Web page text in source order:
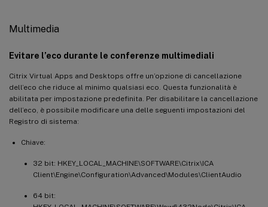
Multimedia
Evitare l’eco durante le conferenze multimediali
Citrix Virtual Apps and Desktops offre un’opzione di cancellazione
dell’eco che riduce al minimo qualsiasi eco. Questa funzionalità è
abilitata per impostazione predefinita. Per disabilitare la cancellazione
dell’eco, è possibile modificare una delle seguenti impostazioni del
Registro di sistema:
Chiave:
32 bit: HKEY_LOCAL_MACHINE\SOFTWARE\Citrix\ICA
Client\Engine\Configuration\Advanced\Modules\ClientAudio
64 bit: